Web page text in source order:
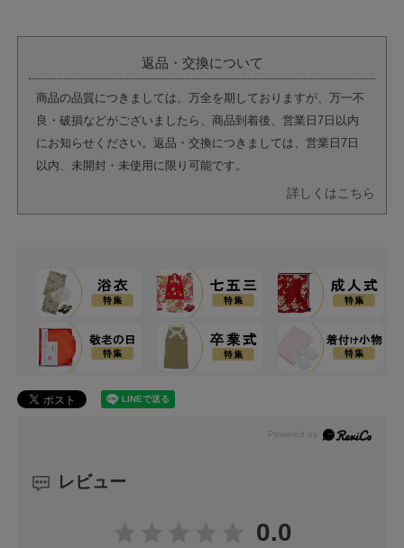
返品・交換について
商品の品質につきましては、万全を期しておりますが、万一不
良・破損などがございましたら、商品到着後、営業日7日以内
にお知らせください。返品・交換につきましては、営業日7日
以内、未開封・未使用に限り可能です。
詳しくはこちら
レビュー
0.0